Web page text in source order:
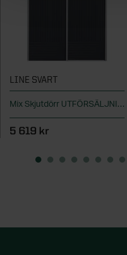
LINE SVART
Mix Skjutdörr UTFÖRSÄLJNING
5 619 kr